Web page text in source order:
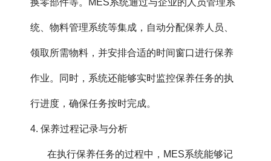
统、物料管理系统等集成，自动分配保养人员、
领取所需物料，并安排合适的时间窗口进行保养
作业。同时，系统还能够实时监控保养任务的执
行进度，确保任务按时完成。
4. 保养过程记录与分析
在执行保养任务的过程中，MES系统能够记